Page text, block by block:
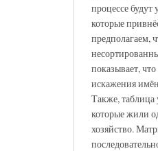
процессе
которые
предполагаем,
показывает,
искажения
Также, таблица
которые жили
хозяйство.